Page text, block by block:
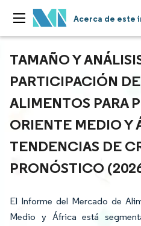
Acerca de este
TAMAÑO Y
PARTICIPACIÓN
ALIMENTOS PARA
ORIENTE MEDIO Y
TENDENCIAS DE
PRONÓSTICO
El Informe del Mercado de
Medio y África está